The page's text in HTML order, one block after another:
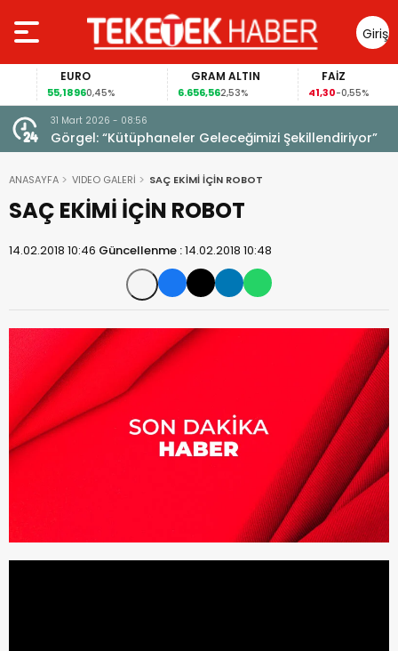
Giriş
Yap
EURO
55,18960,45%
GRAM ALTIN
6.656,562,53%
FAİZ
41,30-0,55%
31 Mart 2026 - 08:56
Görgel: “Kütüphaneler Geleceğimizi Şekillendiriyor”
ANASAYFA VIDEO GALERİ SAÇ EKİMİ İÇİN ROBOT
SAÇ EKİMİ İÇİN ROBOT
14.02.2018 10:46 Güncellenme :14.02.2018 10:48